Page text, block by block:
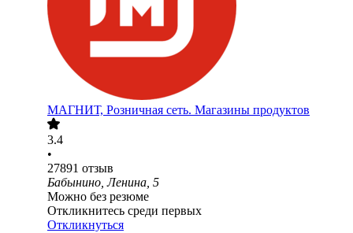
МАГНИТ, Розничная сеть. Магазины продуктов
3.4
•
27891 отзыв
Бабынино, Ленина, 5
Можно без резюме
Откликнитесь среди первых
Откликнуться